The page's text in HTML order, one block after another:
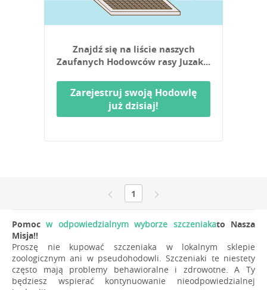
Znajdź się na liście naszych
Zaufanych Hodowców rasy Juzak...
Zarejestruj swoją Hodowlę
już dzisiaj!
1
Pomoc w odpowiedzialnym wyborze szczeniakato Nasza
Misja!!
Proszę nie kupować szczeniaka w lokalnym sklepie
zoologicznym ani w pseudohodowli. Szczeniaki te niestety
często mają problemy behawioralne i zdrowotne. A Ty
będziesz wspierać kontynuowanie nieodpowiedzialnej